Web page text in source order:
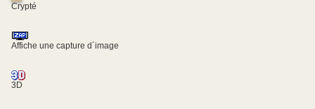
Crypté
Affiche une capture d´image
3D